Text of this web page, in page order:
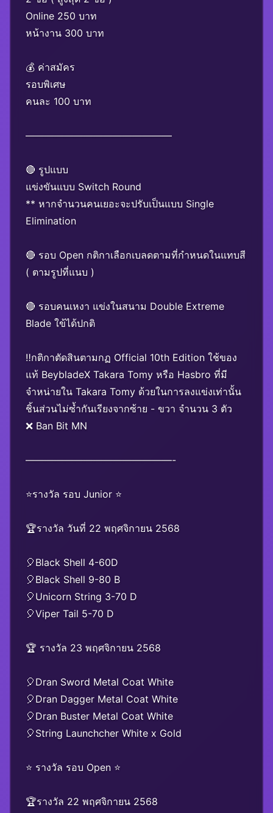
Online 250 บาท
หน้างาน 300 บาท
💰 ค่าสมัคร
รอบพิเศษ
คนละ 100 บาท
———————————————
🔴 รูปแบบ
แข่งขันแบบ Switch Round
** หากจำนวนคนเยอะจะปรับเป็นแบบ Single
Elimination
🔴 รอบ Open กติกาเลือกเบลดตามที่กำหนดในแทบสี
( ตามรูปที่แนบ )
🔴 รอบคนเหงา แข่งในสนาม Double Extreme
Blade ใข้ได้ปกติ
‼️กติกาตัดสินตามกฏ Official 10th Edition ใช้ของ
แท้ BeybladeX Takara Tomy หรือ Hasbro ที่มี
จำหน่ายใน Takara Tomy ด้วยในการลงแข่งเท่านั้น
ชิ้นส่วนไม่ซ้ำกันเรียงจากซ้าย - ขวา จำนวน 3 ตัว
❌ Ban Bit MN
———————————————-
⭐️รางวัล รอบ Junior ⭐️
🏆รางวัล วันที่ 22 พฤศจิกายน 2568
🎈Black Shell 4-60D
🎈Black Shell 9-80 B
🎈Unicorn String 3-70 D
🎈Viper Tail 5-70 D
🏆 รางวัล 23 พฤศจิกายน 2568
🎈Dran Sword Metal Coat White
🎈Dran Dagger Metal Coat White
🎈Dran Buster Metal Coat White
🎈String Launchcher White x Gold
⭐️ รางวัล รอบ Open ⭐️
🏆รางวัล 22 พฤศจิกายน 2568